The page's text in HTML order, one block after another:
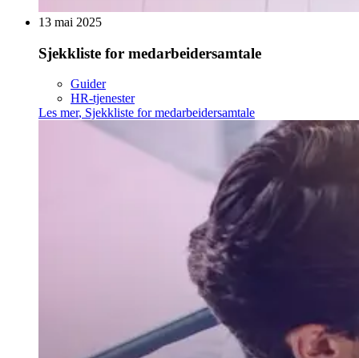
13 mai 2025
Sjekkliste for medarbeidersamtale
Guider
HR-tjenester
Les mer, Sjekkliste for medarbeidersamtale